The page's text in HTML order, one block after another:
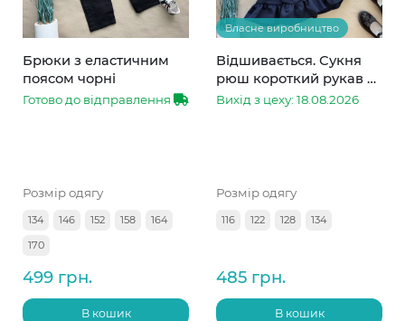
Брюки з еластичним
поясом чорні
Готово до відправлення
Розмір одягу
134 146 152 158
164
170
499 грн.
В кошик
Власне виробництво
Відшивається. Сукня
рюш короткий рукав з
мереживом синя
Вихід з цеху: 18.08.2026
Розмір одягу
116 122 128 134
485 грн.
В кошик